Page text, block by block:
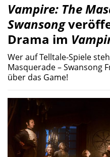
Vampire: The
Swansong
Drama im
Wer auf Telltale-Spiele
Masquerade – Swansong
über das Game!